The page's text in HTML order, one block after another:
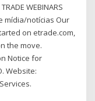
WEBINARS
mídia/notícias Our
on etrade.com,
the move.
Notice for
Website: